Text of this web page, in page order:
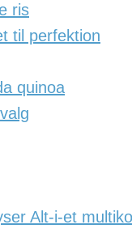
ris
til perfektion
quinoa
Alt-i-et